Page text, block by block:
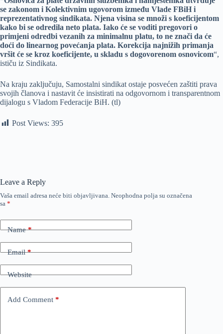
se zakonom i Kolektivnim ugovorom između Vlade FBiH i
reprezentativnog sindikata. Njena visina se množi s koeficijentom
kako bi se odredila neto plata. Iako će se voditi pregovori o
primjeni odredbi vezanih za minimalnu platu, to ne znači da će
doći do linearnog povećanja plata. Korekcija najnižih primanja
vršit će se kroz koeficijente, u skladu s dogovorenom osnovicom“,
ističu iz Sindikata.
Na kraju zaključuju, Samostalni sindikat ostaje posvećen zaštiti prava
svojih članova i nastavit će insistirati na odgovornom i transparentnom
dijalogu s Vladom Federacije BiH. (tl)
Post Views: 395
Leave a Reply
Vaša email adresa neće biti objavljivana. Neophodna polja su označena
sa *
Name*
Email*
Website
Add Comment *